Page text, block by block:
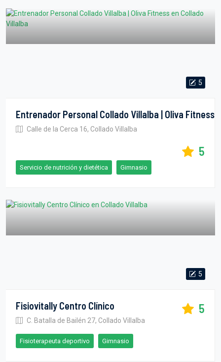
5
Entrenador Personal Collado Villalba | Oliva Fitness
Calle de la Cerca 16, Collado Villalba
5
Servicio de nutrición y dietética Gimnasio
5
Fisiovitally Centro Clínico
C. Batalla de Bailén 27, Collado Villalba
5
Fisioterapeuta deportivo Gimnasio